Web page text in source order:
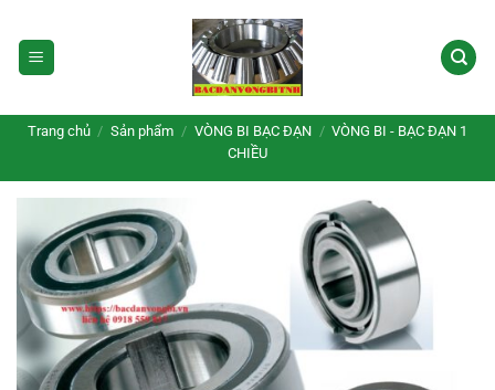
qua
nội
Trang chủ / Sản phẩm / VÒNG BI BẠC ĐẠN / VÒNG BI - BẠC ĐẠN 1
CHIỀU